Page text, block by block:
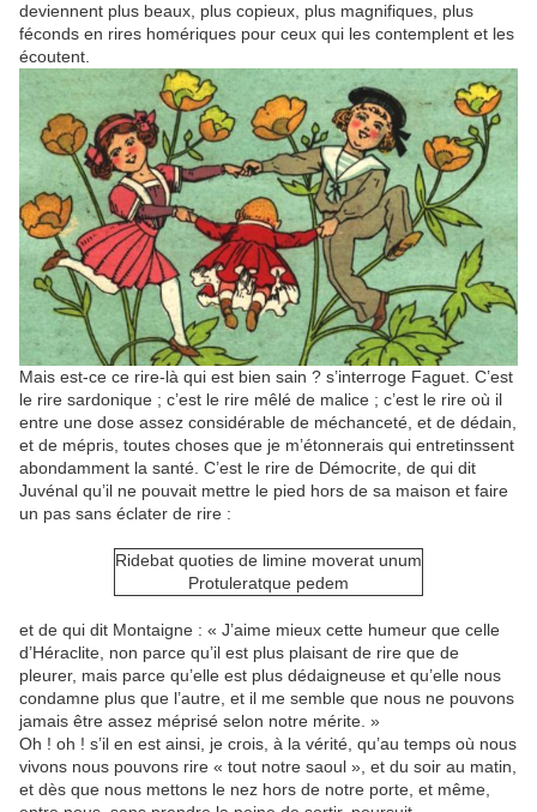
deviennent plus beaux, plus copieux, plus magnifiques, plus
féconds en rires homériques pour ceux qui les contemplent et les
écoutent.
Mais est-ce ce rire-là qui est bien sain ? s’interroge Faguet. C’est
le rire sardonique ; c’est le rire mêlé de malice ; c’est le rire où il
entre une dose assez considérable de méchanceté, et de dédain,
et de mépris, toutes choses que je m’étonnerais qui entretinssent
abondamment la santé. C’est le rire de Démocrite, de qui dit
Juvénal qu’il ne pouvait mettre le pied hors de sa maison et faire
un pas sans éclater de rire :
Ridebat quoties de limine moverat unum
Protuleratque pedem
et de qui dit Montaigne : « J’aime mieux cette humeur que celle
d’Héraclite, non parce qu’il est plus plaisant de rire que de
pleurer, mais parce qu’elle est plus dédaigneuse et qu’elle nous
condamne plus que l’autre, et il me semble que nous ne pouvons
jamais être assez méprisé selon notre mérite. »
Oh ! oh ! s’il en est ainsi, je crois, à la vérité, qu’au temps où nous
vivons nous pouvons rire « tout notre saoul », et du soir au matin,
et dès que nous mettons le nez hors de notre porte, et même,